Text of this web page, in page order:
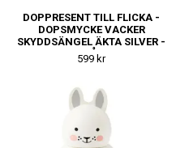
DOPPRESENT TILL FLICKA -
DOPSMYCKE VACKER
SKYDDSÄNGEL ÄKTA SILVER -
FIN DOPGÅVA ELLER
NAMNGIVNINGSPRESENT
599 kr